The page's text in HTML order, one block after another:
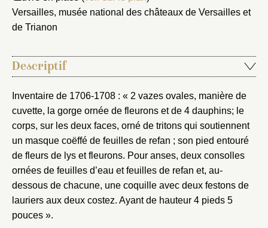
Versailles, musée national des châteaux de Versailles et
de Trianon
Descriptif
Inventaire de 1706-1708 : « 2 vazes ovales, manière de
cuvette, la gorge ornée de fleurons et de 4 dauphins; le
corps, sur les deux faces, orné de tritons qui soutiennent
un masque coëffé de feuilles de refan ; son pied entouré
de fleurs de lys et fleurons. Pour anses, deux consolles
ornées de feuilles d’eau et feuilles de refan et, au-
dessous de chacune, une coquille avec deux festons de
lauriers aux deux costez. Ayant de hauteur 4 pieds 5
pouces ».